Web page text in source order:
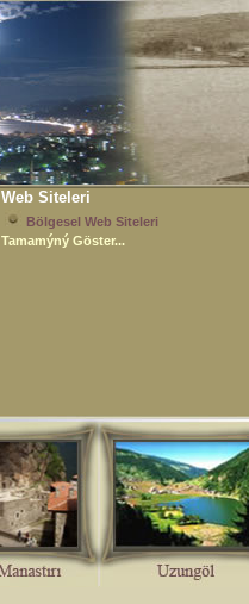
Web Siteleri
Bölgesel Web Siteleri
Tamamýný Göster...